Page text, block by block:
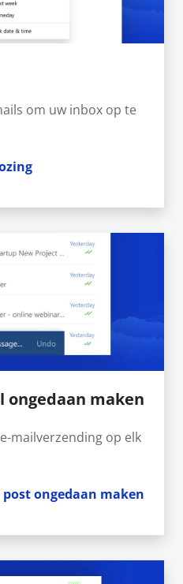
om uw inbox op te
ongedaan maken
mailverzending op elk
ongedaan maken